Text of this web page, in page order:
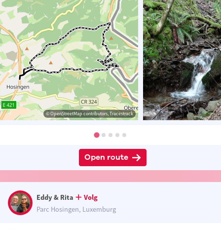
© OpenStreetMap contributors, Tracestrack
Open route
Eddy & Rita
Volg
Parc Hosingen, Luxemburg